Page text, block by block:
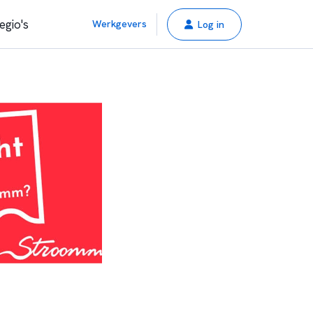
Werkgevers Log in